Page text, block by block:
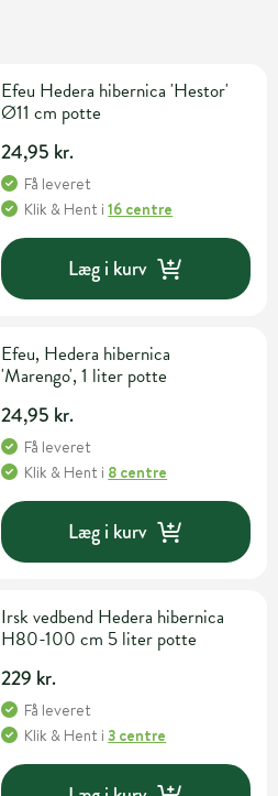
Efeu Hedera hibernica 'Hestor'
Ø11 cm potte
24,95 kr.
Få leveret
Klik & Hent i16 centre
Læg i kurv
Efeu, Hedera hibernica
'Marengo', 1 liter potte
24,95 kr.
Få leveret
Klik & Hent i 8 centre
Læg i kurv
Irsk vedbend Hedera hibernica
H80-100 cm 5 liter potte
229 kr.
Få leveret
Klik & Hent i3 centre